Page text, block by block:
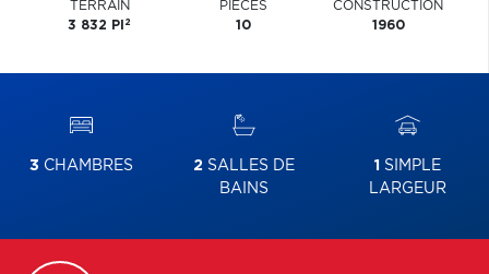
TERRAIN
3 832 PI 2
PIÈCES
10
CONSTRUCTION
1960
3 CHAMBRES 2 SALLES DE
BAINS
1 SIMPLE
LARGEUR